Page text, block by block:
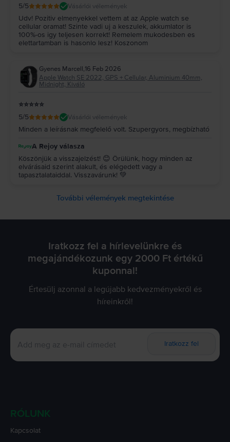
5/5 Vásárlói vélemények
Udv! Pozitiv elmenyekkel vettem at az Apple watch se
cellular oramat! Szinte vadi uj a keszulek, akkumlator is
100%-os igy teljesen korrekt! Remelem mukodesben es
elettartamban is hasonlo lesz! Koszonom
Gyenes Marcell,16 Feb 2026
Apple Watch SE 2022, GPS + Cellular, Aluminium 40mm,
Midnight, Kiváló
⭐️⭐️⭐️⭐️⭐️
5/5 Vásárlói vélemények
Minden a leírásnak megfelelő volt. Szupergyors, megbízható
A Rejoy válasza
Köszönjük a visszajelzést! 😊 Örülünk, hogy minden az
elvárásaid szerint alakult, és elégedett vagy a
tapasztalataiddal. Visszavárunk! 💚
További vélemények megtekintése
Iratkozz fel a hírlevelünkre és
megajándékozunk egy 2000 Ft értékű
kuponnal!
Értesülj azonnal a legújabb kedvezményekről és
híreinkről!
Iratkozz fel
RÓLUNK
Kapcsolat